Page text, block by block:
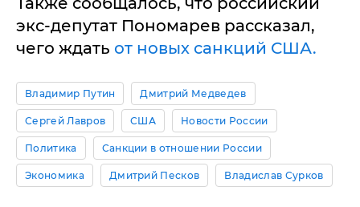
экс-депутат Пономарев рассказал,
чего ждать от новых санкций США.
Владимир Путин Дмитрий Медведев
Сергей Лавров США Новости России
Политика Санкции в отношении России
Экономика Дмитрий Песков Владислав Сурков